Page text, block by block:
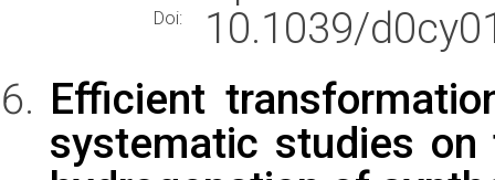
Doi:
10.1039/
Efficient
systematic studies